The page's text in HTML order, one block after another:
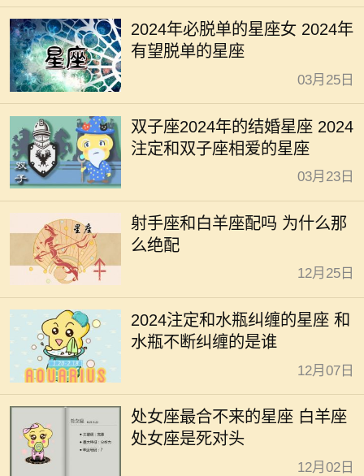
2024年必脱单的星座女 2024年
有望脱单的星座
03月25日
双子座2024年的结婚星座 2024
注定和双子座相爱的星座
03月23日
射手座和白羊座配吗 为什么那
么绝配
12月25日
2024注定和水瓶纠缠的星座 和
水瓶不断纠缠的是谁
12月07日
处女座最合不来的星座 白羊座
处女座是死对头
12月02日